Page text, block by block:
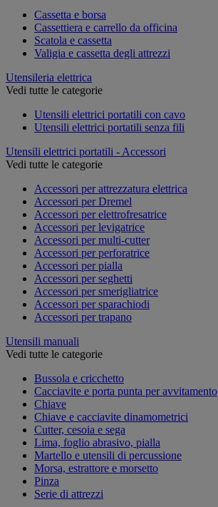
Cassetta e borsa
Cassettiera e carrello da officina
Scatola e cassetta
Valigia e cassetta degli attrezzi
Utensileria elettrica
Vedi tutte le categorie
Utensili elettrici portatili con cavo
Utensili elettrici portatili senza fili
Utensili elettrici portatili - Accessori
Vedi tutte le categorie
Accessori per attrezzatura elettrica
Accessori per Dremel
Accessori per elettrofresatrice
Accessori per levigatrice
Accessori per multi-cutter
Accessori per perforatrice
Accessori per pialla
Accessori per seghetti
Accessori per smerigliatrice
Accessori per sparachiodi
Accessori per trapano
Utensili manuali
Vedi tutte le categorie
Bussola e cricchetto
Cacciavite e porta punta per avvitamento
Chiave
Chiave e cacciavite dinamometrici
Cutter, cesoia e sega
Lima, foglio abrasivo, pialla
Martello e utensili di percussione
Morsa, estrattore e morsetto
Pinza
Serie di attrezzi